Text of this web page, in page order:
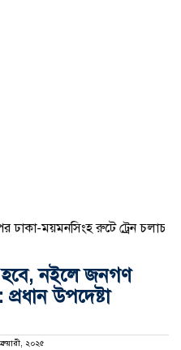
ময়মনসিংহ রুটে ট্রেন চলাচল
হবে, নইলে জনগণ
উপদেষ্টা
২০২৫